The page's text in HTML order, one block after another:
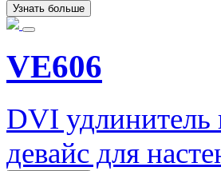
Узнать больше
VE606
DVI
девайс для